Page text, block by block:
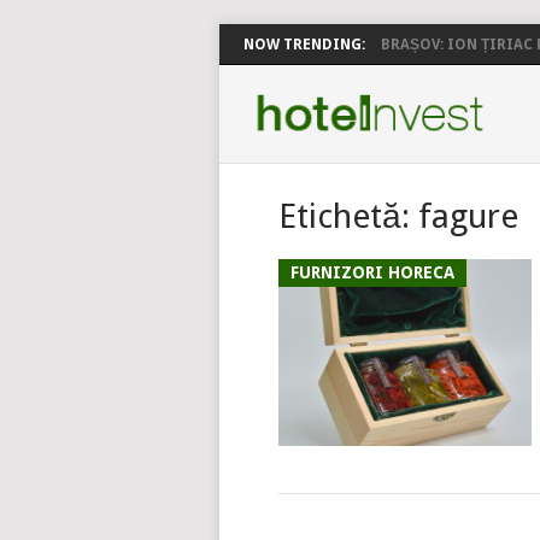
NOW TRENDING: BRAȘOV: ION ȚIRIAC
Etichetă: fagure
FURNIZORI HORECA